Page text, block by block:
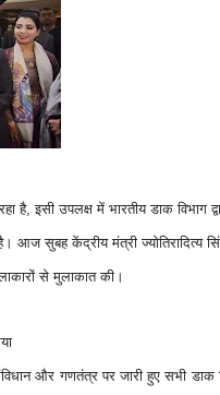
है, इसी उपलक्ष में भारतीय डाक विभाग
सुबह केंद्रीय मंत्री ज्योतिरादित्य
से मुलाकात की।
और गणतंत्र पर जारी हुए सभी